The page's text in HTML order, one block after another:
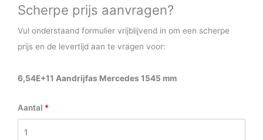
Scherpe prijs aanvragen?
Vul onderstaand formulier vrijblijvend in om een scherpe
prijs en de levertijd aan te vragen voor:
6,54E+11 Aandrijfas Mercedes 1545 mm
Aantal